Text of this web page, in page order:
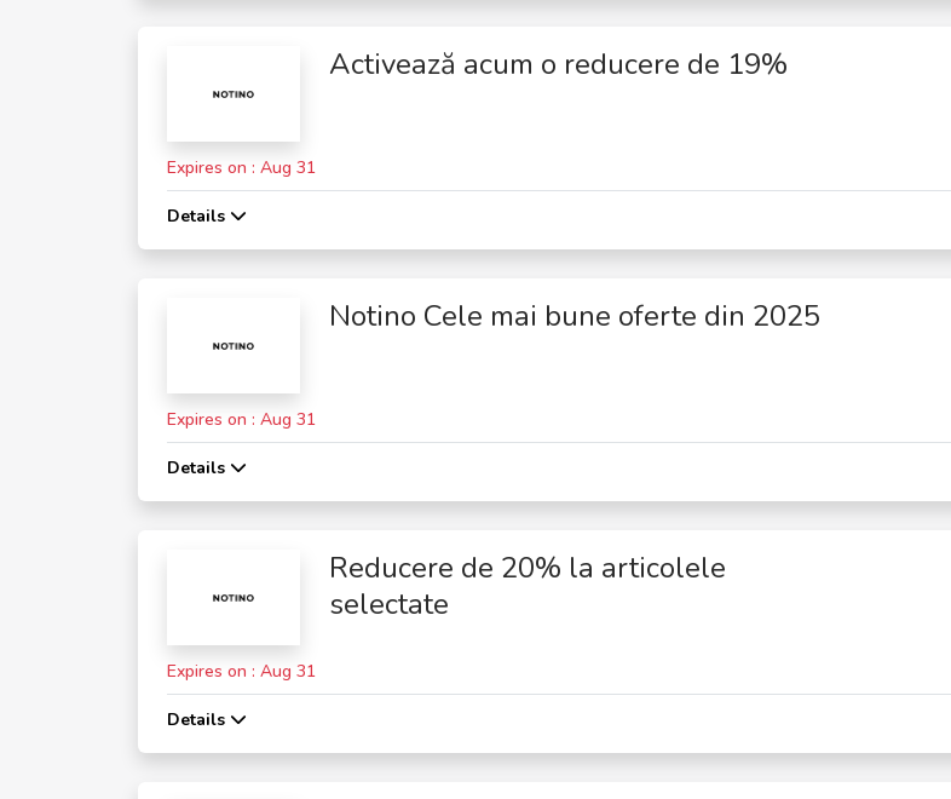
Activează acum o reducere de 19%
Expires on : Aug 31
Details
Notino Cele mai bune oferte din 2025
Expires on : Aug 31
Details
Reducere de 20% la articolele
selectate
Expires on : Aug 31
Details